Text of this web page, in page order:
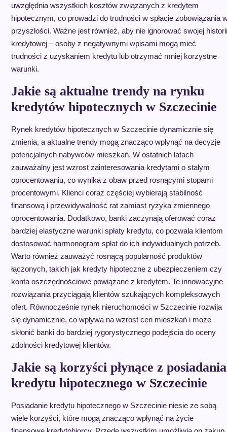
uwzględnia wszystkich kosztów związanych z kredytem
hipotecznym, co prowadzi do trudności w spłacie zobowiązania
przyszłości. Ważne jest również, aby nie ignorować swojej historii
kredytowej – osoby z negatywnymi wpisami mogą mieć
trudności z uzyskaniem kredytu lub otrzymać mniej korzystne
warunki.
Jakie są aktualne trendy na rynku
kredytów hipotecznych w Szczecinie
Rynek kredytów hipotecznych w Szczecinie dynamicznie się
zmienia, a aktualne trendy mogą znacząco wpłynąć na decyzje
potencjalnych nabywców mieszkań. W ostatnich latach
zauważalny jest wzrost zainteresowania kredytami o stałym
oprocentowaniu, co wynika z obaw przed rosnącymi stopami
procentowymi. Klienci coraz częściej wybierają stabilność
finansową i przewidywalność rat zamiast ryzyka zmiennego
oprocentowania. Dodatkowo, banki zaczynają oferować coraz
bardziej elastyczne warunki spłaty kredytu, co pozwala klientom
dostosować harmonogram spłat do ich indywidualnych potrzeb.
Warto również zauważyć rosnącą popularność produktów
łączonych, takich jak kredyty hipoteczne z ubezpieczeniem czy
konta oszczędnościowe powiązane z kredytem. Te innowacyjne
rozwiązania przyciągają klientów szukających kompleksowych
ofert. Równocześnie rynek nieruchomości w Szczecinie rozwija
się dynamicznie, co wpływa na wzrost cen mieszkań i może
skłonić banki do bardziej rygorystycznego podejścia do oceny
zdolności kredytowej klientów.
Jakie są korzyści płynące z posiadania
kredytu hipotecznego w Szczecinie
Posiadanie kredytu hipotecznego w Szczecinie niesie ze sobą
wiele korzyści, które mogą znacząco wpłynąć na życie